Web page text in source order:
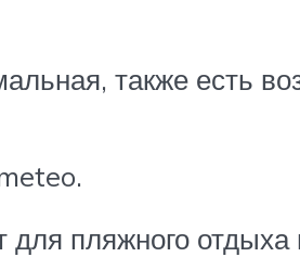
также есть
пляжного отдыха